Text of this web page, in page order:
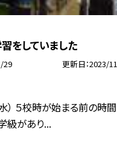
をしていました
29 更新日 2023/
水） ５校時が始まる前の時
級があり...